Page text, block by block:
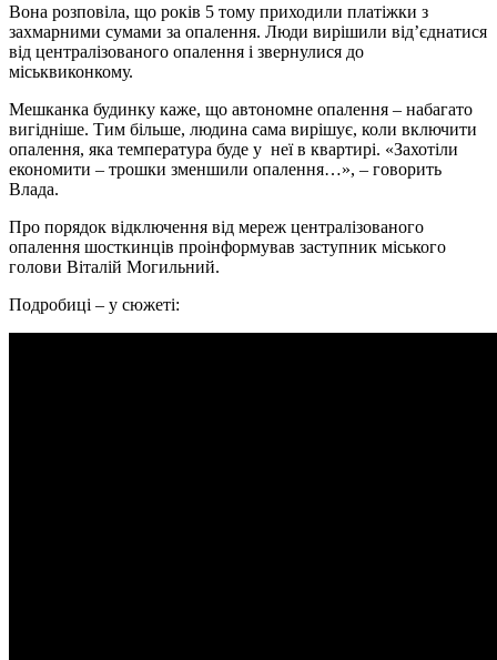
Вона розповіла, що років 5 тому приходили платіжки з
захмарними сумами за опалення. Люди вирішили від’єднатися
від централізованого опалення і звернулися до
міськвиконкому.
Мешканка будинку каже, що автономне опалення – набагато
вигідніше. Тим більше, людина сама вирішує, коли включити
опалення, яка температура буде у неї в квартирі. «Захотіли
економити – трошки зменшили опалення…», – говорить
Влада.
Про порядок відключення від мереж централізованого
опалення шосткинців проінформував заступник міського
голови Віталій Могильний.
Подробиці – у сюжеті: